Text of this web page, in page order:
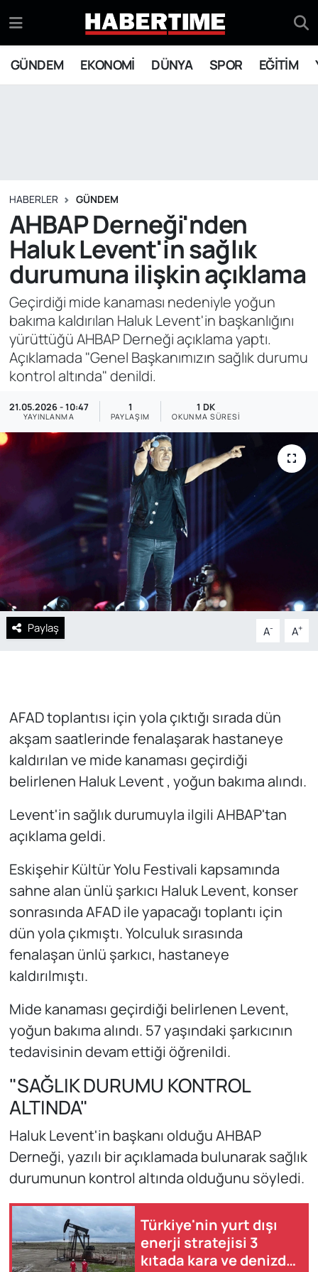
GÜNDEM EKONOMİ DÜNYA SPOR EĞİTİM
HABERLER GÜNDEM
AHBAP Derneği'nden
Haluk Levent'in sağlık
durumuna ilişkin açıklama
Geçirdiği mide kanaması nedeniyle yoğun
bakıma kaldırılan Haluk Levent'in başkanlığını
yürüttüğü AHBAP Derneği açıklama yaptı.
Açıklamada "Genel Başkanımızın sağlık durumu
kontrol altında" denildi.
21.05.2026 - 10:47
YAYINLANMA
1
PAYLAŞIM
1 DK
OKUNMA SÜRESI
Paylaş A- A+
AFAD toplantısı için yola çıktığı sırada dün
akşam saatlerinde fenalaşarak hastaneye
kaldırılan ve mide kanaması geçirdiği
belirlenen Haluk Levent , yoğun bakıma alındı.
Levent'in sağlık durumuyla ilgili AHBAP'tan
açıklama geldi.
Eskişehir Kültür Yolu Festivali kapsamında
sahne alan ünlü şarkıcı Haluk Levent, konser
sonrasında AFAD ile yapacağı toplantı için
dün yola çıkmıştı. Yolculuk sırasında
fenalaşan ünlü şarkıcı, hastaneye
kaldırılmıştı.
Mide kanaması geçirdiği belirlenen Levent,
yoğun bakıma alındı. 57 yaşındaki şarkıcının
tedavisinin devam ettiği öğrenildi.
"SAĞLIK DURUMU KONTROL
ALTINDA"
Haluk Levent'in başkanı olduğu AHBAP
Derneği, yazılı bir açıklamada bulunarak sağlık
durumunun kontrol altında olduğunu söyledi.
Türkiye'nin yurt dışı
enerji stratejisi 3
kıtada kara ve denizde
EKONOMİ
EĞİTİM
YAŞAM
SİYASET
ASAYİŞ
SAĞLIK
Eskişehir Nöbetçi Eczaneler
Eskişehir Hava Durumu
Süper Lig Puan Durumu ve Fikstür
Tüm Manşetler
Son Dakika Haberleri
Haber Arşivi